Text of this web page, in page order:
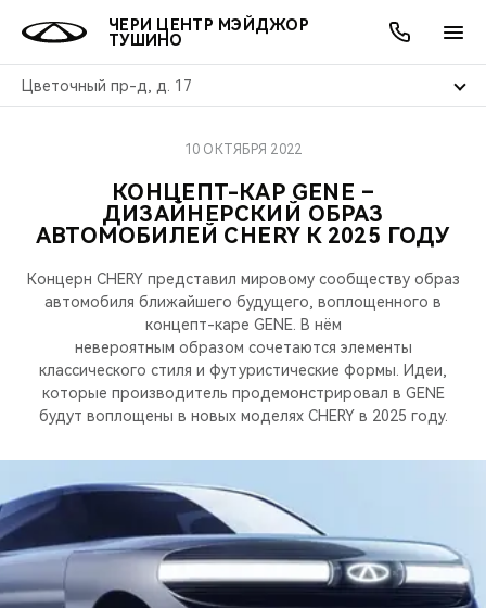
ЧЕРИ ЦЕНТР МЭЙДЖОР
ТУШИНО
Цветочный пр-д, д. 17
МОДЕЛИ
ВСЕ МОДЕЛИ
КРОССОВЕРЫ
СЕДАНЫ
НОВИНКИ
ПОКУПАТЕЛЯМ
ВЫБОР И ПОКУПКА
ВЛАДЕЛЬЦАМ
CHERY CONNECT
МИР CHERY
АКСЕССУАРЫ
CHERY В СОЦСЕТЯХ
ЛЮДИ CHERY
CHERY REMOTE
CHERY И СПОРТ
НАШИ МЕРОПРИЯТИЯ
АКЦИИ
ВЫГОДЫ И АКЦИИ
ОНЛАЙН СЕРВИСЫ
ВЫБОР И ПОКУПКА
О КОМПАНИИ
КОНЦЕПТ-КАР GENE –
ДИЗАЙНЕРСКИЙ ОБРАЗ
АВТОМОБИЛЕЙ CHERY К 2025 ГОДУ
10 ОКТЯБРЯ 2022
Концерн CHERY представил мировому сообществу образ
автомобиля ближайшего будущего, воплощенного в
концепт-каре GENE. В нём
невероятным образом сочетаются элементы
классического стиля и футуристические формы. Идеи,
которые производитель продемонстрировал в GENE
будут воплощены в новых моделях CHERY в 2025 году.